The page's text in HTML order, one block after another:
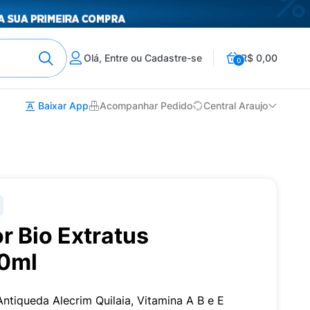
Olá, Entre ou Cadastre-se 0R$ 0,00
Baixar App Acompanhar Pedido Central Araujo
Bio Extratus
Alecrim Quilaia, Vitamina A B e E